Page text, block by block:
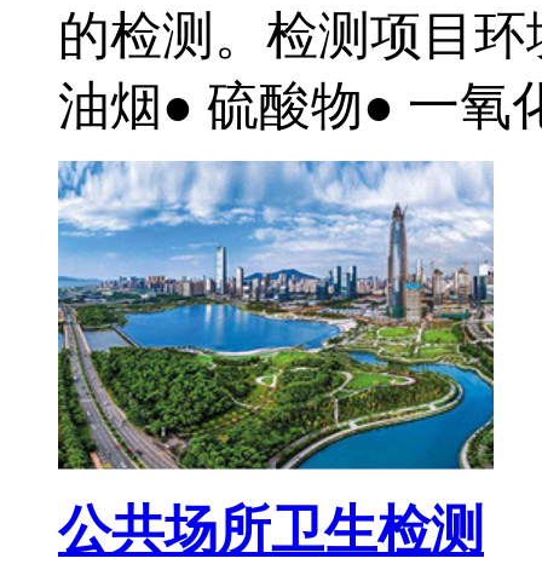
的检测。检测项目
油烟● 硫酸物● 一氧
公共场所卫生检测